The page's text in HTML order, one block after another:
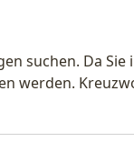
suchen. Da
werden.